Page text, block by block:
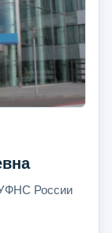
России